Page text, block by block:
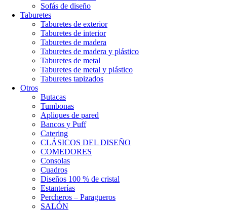
Sofás de diseño
Taburetes
Taburetes de exterior
Taburetes de interior
Taburetes de madera
Taburetes de madera y plástico
Taburetes de metal
Taburetes de metal y plástico
Taburetes tapizados
Otros
Butacas
Tumbonas
Apliques de pared
Bancos y Puff
Catering
CLÁSICOS DEL DISEÑO
COMEDORES
Consolas
Cuadros
Diseños 100 % de cristal
Estanterías
Percheros – Paragueros
SALÓN